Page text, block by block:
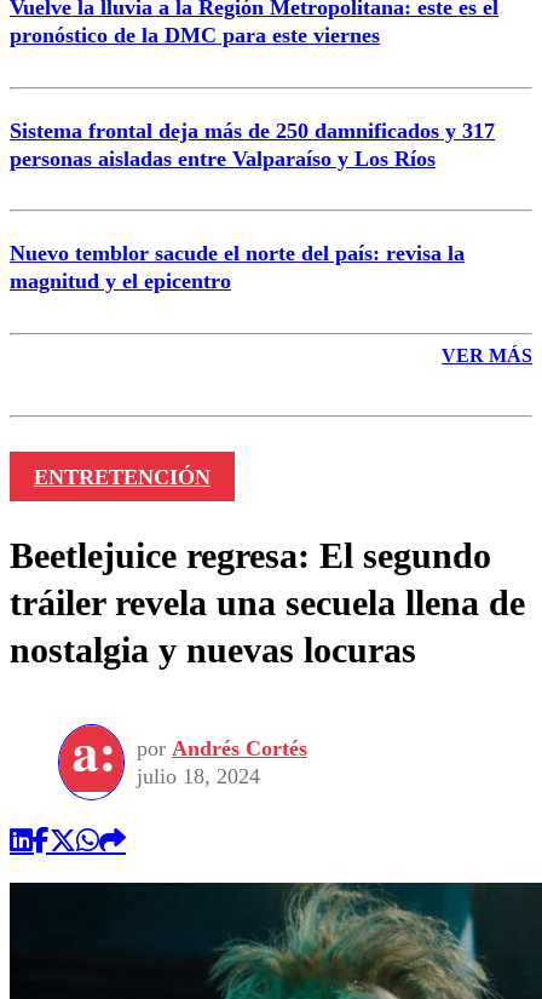
Enviar comentario
Vuelve la lluvia a la Región Metropolitana: este es el
pronóstico de la DMC para este viernes
Sistema frontal deja más de 250 damnificados y 317
personas aisladas entre Valparaíso y Los Ríos
Nuevo temblor sacude el norte del país: revisa la
magnitud y el epicentro
VER MÁS
ENTRETENCIÓN
Beetlejuice regresa: El segundo
tráiler revela una secuela llena de
nostalgia y nuevas locuras
por Andrés Cortés
julio 18, 2024